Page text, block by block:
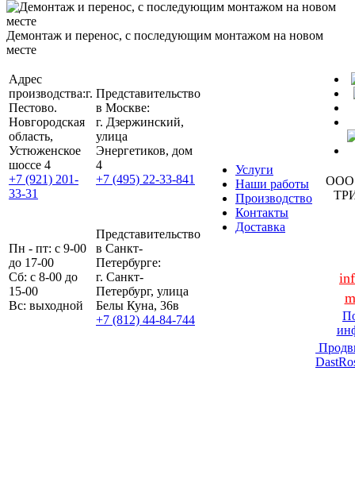
Демонтаж и перенос, с последующим монтажом на новом
месте
Адрес
производства:г.
Пестово.
Новгородская
область,
Устюженское
шоссе 4
+7 (921) 201-
33-31
Представительство
в Москве:
г. Дзержинский,
улица
Энергетиков, дом
4
+7 (495) 22-33-841
Услуги
Наши работы
Производство
Контакты
Доставка
ООО
Пн - пт: с 9-00
до 17-00
Сб: с 8-00 до
15-00
Вс: выходной
Представительство
в Санкт-
Петербурге:
г. Санкт-
Петербург, улица
Белы Куна, 36в
+7 (812) 44-84-744